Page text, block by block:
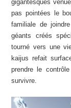
gigantesques
pas pointées le
familiale de
géants créés
tourné vers une
kaijus refait
prendre le
survivre.